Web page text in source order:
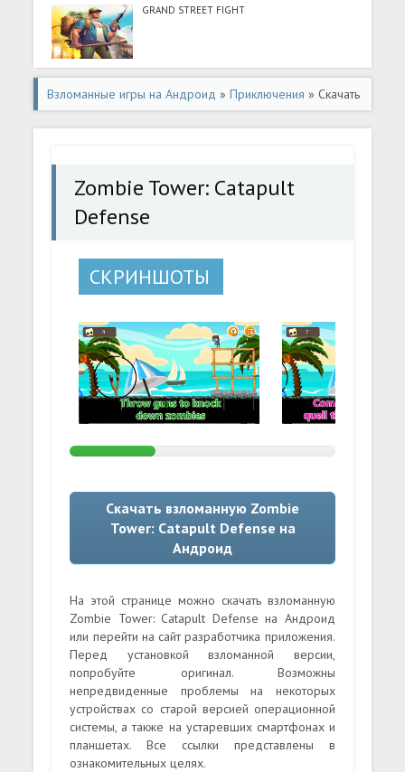
GRAND STREET FIGHT
Взломанные игры на Андроид »Приключения » Скачать
Zombie Tower: Catapult Defense (Много денег) на
Zombie Tower: Catapult
Defense
СКРИНШОТЫ
Скачать взломанную Zombie
Tower: Catapult Defense на
Андроид
На этой странице можно скачать взломанную
Zombie Tower: Catapult Defense на Андроид
или перейти на сайт разработчика приложения.
Перед установкой взломанной версии,
попробуйте оригинал. Возможны
непредвиденные проблемы на некоторых
устройствах со старой версией операционной
системы, а также на устаревших смартфонах и
планшетах. Все ссылки представлены в
ознакомительных целях.